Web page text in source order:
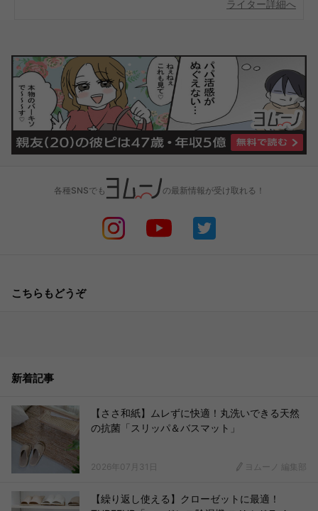
ライター詳細へ
各種SNSでも の最新情報が受け取れる！
こちらもどうぞ
新着記事
【ささ和紙】ムレずに快適！丸洗いできる天然
の抗菌「スリッパ＆バスマット」
2026年07月31日 ヨムーノ 編集部
【繰り返し使える】クローゼットに最適！